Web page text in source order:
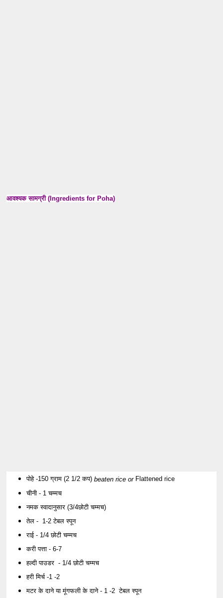
आवश्यक सामग्री (Ingredients for Poha)
पोहे -150 ग्राम (2 1/2 कप)beaten rice or Flattened rice
चीनी - 1 चम्मच
नमक स्वादानुसार (3/4छोटी चम्मच)
तेल - 1-2 टेबल स्पून
राई - 1/4 छोटी चम्मच
करी पत्ता - 6-7
हल्दी पाउडर - 1/4 छोटी चम्मच
हरी मिर्च -1 -2
मटर के दाने या मूंगफली के दाने - 1 -2 टेबल स्पून